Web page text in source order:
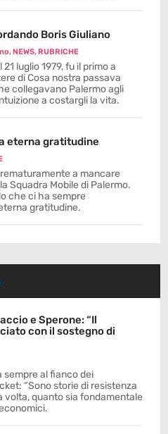
Boris Giuliano
,NEWS,RUBRICHE
luglio 1979, fu il primo a
di Cosa nostra passava
collegavano Palermo agli
a costargli la vita.
eterna gratitudine
a mancare
Squadra Mobile di Palermo.
che ci ha sempre
gratitudine.
e Sperone: “Il
con il sostegno di
sempre al fianco dei
“Sono storie di resistenza
volta, quanto sia fondamentale